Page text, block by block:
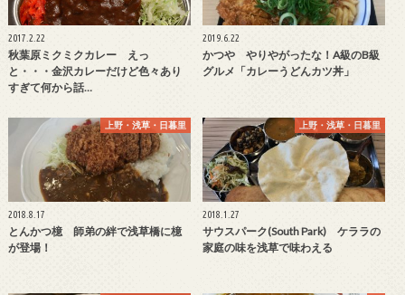
2017.2.22
秋葉原ミクミクカレー えっ
と・・・金沢カレーだけど色々あり
すぎて何から話…
2019.6.22
かつや やりやがったな！A級のB級
グルメ「カレーうどんカツ丼」
上野・浅草・日暮里
2018.8.17
とんかつ檍 師弟の絆で浅草橋に檍
が登場！
上野・浅草・日暮里
2018.1.27
サウスパーク(South Park) ケララの
家庭の味を浅草で味わえる